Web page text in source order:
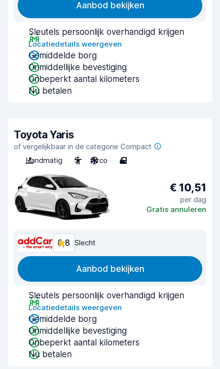
Aanbod bekijken
Sleutels persoonlijk overhandigd krijgen
Locatiedetails weergeven
Gemiddelde borg
Onmiddellijke bevestiging
Onbeperkt aantal kilometers
Nu betalen
Toyota Yaris
of vergelijkbaar in de categorie Compact
Handmatig
5 Airco 4
€ 10,51
per dag
Gratis annuleren
6,8 Slecht
Aanbod bekijken
Sleutels persoonlijk overhandigd krijgen
Locatiedetails weergeven
Gemiddelde borg
Onmiddellijke bevestiging
Onbeperkt aantal kilometers
Nu betalen